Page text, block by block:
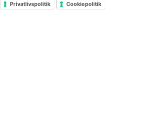
Privatlivspolitik Cookiepolitik